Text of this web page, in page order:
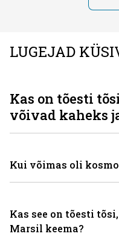
LUGEJAD
Kas on tõesti
võivad kaheks
Kui võimas oli
Kas see on tõesti
Marsil keema?